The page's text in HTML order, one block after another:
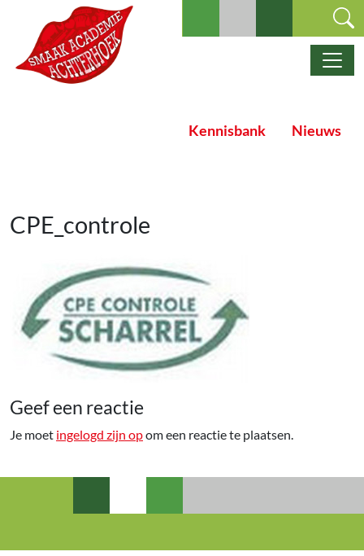
Ga naar de inhoud
Hoofdnavigatie
Kennisbank Nieuws
CPE_controle
Geef een reactie
Je moet ingelogd zijn opom een reactie te plaatsen.